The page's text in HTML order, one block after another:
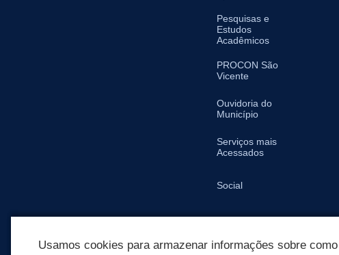
Pesquisas e
Estudos
Acadêmicos
PROCON São
Vicente
Ouvidoria do
Município
Serviços mais
Acessados
Social
Usamos cookies para armazenar informações sobre